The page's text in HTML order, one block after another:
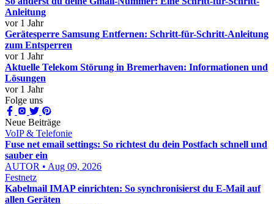
Anleitung
vor 1 Jahr
Gerätesperre Samsung Entfernen: Schritt-für-Schritt-Anleitung
zum Entsperren
vor 1 Jahr
Aktuelle Telekom Störung in Bremerhaven: Informationen und
Lösungen
vor 1 Jahr
Folge uns
Neue Beiträge
VoIP & Telefonie
Fuse net email settings: So richtest du dein Postfach schnell und
sauber ein
AUTOR • Aug 09, 2026
Festnetz
Kabelmail IMAP einrichten: So synchronisierst du E-Mail auf
allen Geräten